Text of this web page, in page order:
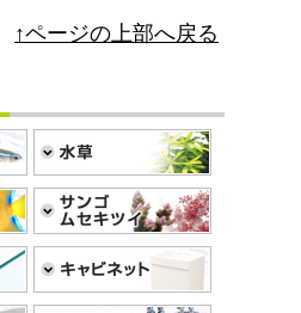
↑ページの上部へ戻る